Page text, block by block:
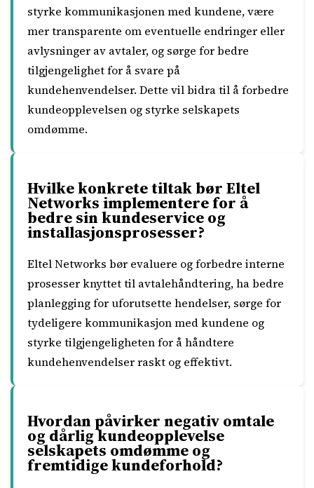
styrke kommunikasjonen med kundene, være
mer transparente om eventuelle endringer eller
avlysninger av avtaler, og sørge for bedre
tilgjengelighet for å svare på
kundehenvendelser. Dette vil bidra til å forbedre
kundeopplevelsen og styrke selskapets
omdømme.
Hvilke konkrete tiltak bør Eltel
Networks implementere for å
bedre sin kundeservice og
installasjonsprosesser?
Eltel Networks bør evaluere og forbedre interne
prosesser knyttet til avtalehåndtering, ha bedre
planlegging for uforutsette hendelser, sørge for
tydeligere kommunikasjon med kundene og
styrke tilgjengeligheten for å håndtere
kundehenvendelser raskt og effektivt.
Hvordan påvirker negativ omtale
og dårlig kundeopplevelse
selskapets omdømme og
fremtidige kundeforhold?